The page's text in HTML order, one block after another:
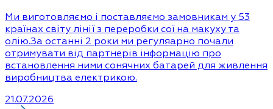
Ми виготовляємо і поставляємо замовникам у 53
країнах світу лінії з переробки сої на макуху та
олію.За останні 2 роки ми регуляарно почали
отримувати від партнерів інформацію про
встановлення ними сонячних батарей для живлення
виробництва електрикою.
21.07.2026